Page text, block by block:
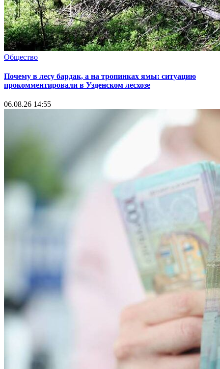
Общество
Почему в лесу бардак, а на тропинках ямы: ситуацию
прокомментировали в Узденском лесхозе
06.08.26 14:55